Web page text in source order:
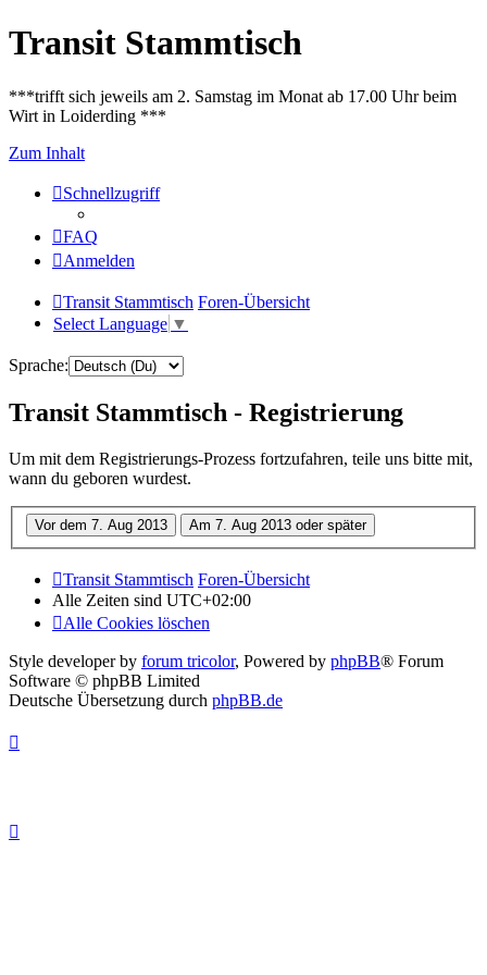
Transit Stammtisch
***trifft sich jeweils am 2. Samstag im Monat ab 17.00 Uhr beim
Wirt in Loiderding ***
Zum Inhalt
Schnellzugriff
FAQ
Anmelden
Transit Stammtisch Foren-Übersicht
Select Language ▼
Sprache:
Transit Stammtisch - Registrierung
Um mit dem Registrierungs-Prozess fortzufahren, teile uns bitte mit,
wann du geboren wurdest.
Transit Stammtisch Foren-Übersicht
Alle Zeiten sind UTC+02:00
Alle Cookies löschen
Style developer by forum tricolor, Powered by phpBB® Forum
Software © phpBB Limited
Deutsche Übersetzung durch phpBB.de